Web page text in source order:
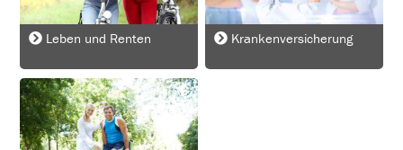
Leben und Renten Krankenversicherung